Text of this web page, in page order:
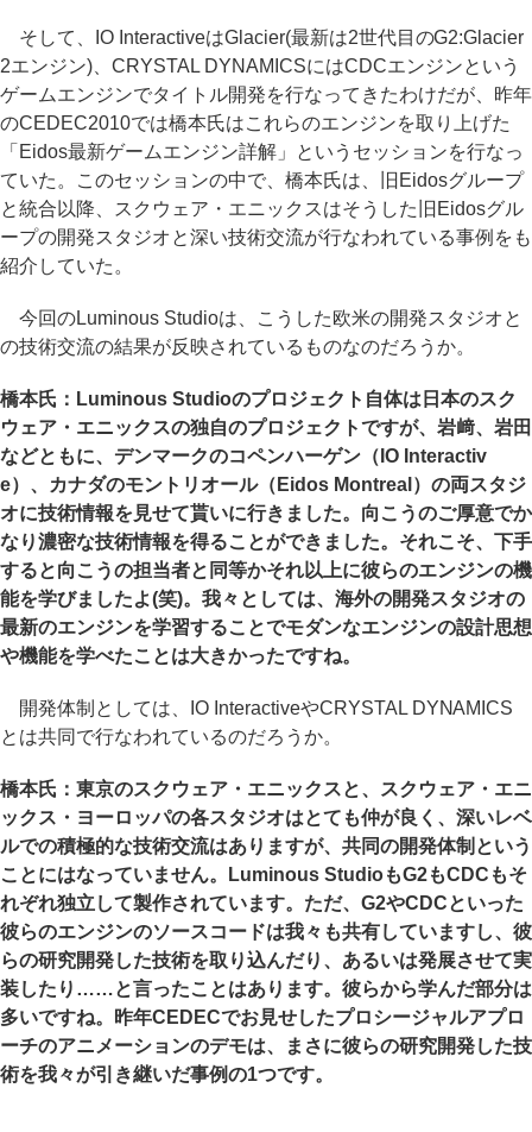
そして、IO InteractiveはGlacier(最新は2世代目のG2:Glacier
2エンジン)、CRYSTAL DYNAMICSにはCDCエンジンという
ゲームエンジンでタイトル開発を行なってきたわけだが、昨年
のCEDEC2010では橋本氏はこれらのエンジンを取り上げた
「Eidos最新ゲームエンジン詳解」というセッションを行なっ
ていた。このセッションの中で、橋本氏は、旧Eidosグループ
と統合以降、スクウェア・エニックスはそうした旧Eidosグル
ープの開発スタジオと深い技術交流が行なわれている事例をも
紹介していた。
今回のLuminous Studioは、こうした欧米の開発スタジオと
の技術交流の結果が反映されているものなのだろうか。
橋本氏：Luminous Studioのプロジェクト自体は日本のスク
ウェア・エニックスの独自のプロジェクトですが、岩﨑、岩田
などともに、デンマークのコペンハーゲン（IO Interactiv
e）、カナダのモントリオール（Eidos Montreal）の両スタジ
オに技術情報を見せて貰いに行きました。向こうのご厚意でか
なり濃密な技術情報を得ることができました。それこそ、下手
すると向こうの担当者と同等かそれ以上に彼らのエンジンの機
能を学びましたよ(笑)。我々としては、海外の開発スタジオの
最新のエンジンを学習することでモダンなエンジンの設計思想
や機能を学べたことは大きかったですね。
開発体制としては、IO InteractiveやCRYSTAL DYNAMICS
とは共同で行なわれているのだろうか。
橋本氏：東京のスクウェア・エニックスと、スクウェア・エニ
ックス・ヨーロッパの各スタジオはとても仲が良く、深いレベ
ルでの積極的な技術交流はありますが、共同の開発体制という
ことにはなっていません。Luminous StudioもG2もCDCもそ
れぞれ独立して製作されています。ただ、G2やCDCといった
彼らのエンジンのソースコードは我々も共有していますし、彼
らの研究開発した技術を取り込んだり、あるいは発展させて実
装したり……と言ったことはあります。彼らから学んだ部分は
多いですね。昨年CEDECでお見せしたプロシージャルアプロ
ーチのアニメーションのデモは、まさに彼らの研究開発した技
術を我々が引き継いだ事例の1つです。